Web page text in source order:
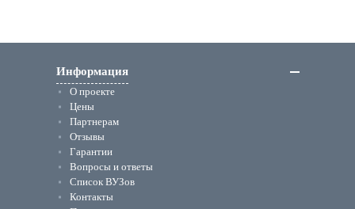
Информация
О проекте
Цены
Партнерам
Отзывы
Гарантии
Вопросы и ответы
Список ВУЗов
Контакты